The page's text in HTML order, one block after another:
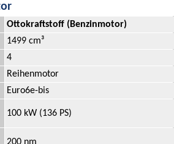
Ottokraftstoff (Benzinmotor)
1499 cm³
4
Reihenmotor
Euro6e-bis
100 kW (136 PS)